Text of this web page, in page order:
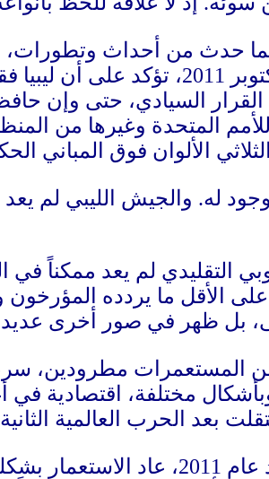
لما حدث من أحداث
2011، تؤكد على أن ليبيا
القرار السيادي، حتى وإن
للأمم المتحدة وغيرها من
الألوان فوق المباني
وجود له. والجيش الليبي لم يعد
التقليدي لم يعد ممكناً في
الأقل ما يردده المؤرخون
بل ظهر في صور أخرى
المستعمرات مطرودين،
مختلفة، اقتصادية في
بعد الحرب العالمية الثانية
عام 2011، عاد الاستعمار